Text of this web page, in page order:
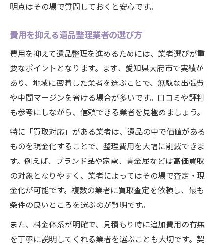
明点はその場で質問しておくと安心です。
費用を抑える遺品整理業者の選び方
費用を抑えて遺品整理を進めるためには、業者選びが重
要なポイントとなります。まず、愛知県大府市で実績が
あり、地域に密着した業者を選ぶことで、無駄な出張費
や中間マージンを省ける場合が多いです。口コミや評判
も参考にしながら、信頼できる業者を見極めましょう。
特に「買取対応」がある業者は、遺品の中で価値がある
ものを現金化することで、整理費用を大幅に削減できま
す。例えば、ブランド品や家電、貴金属などは高価買取
の対象となりやすく、業者によってはその場で査定・現
金化が可能です。複数の業者に買取査定を依頼し、最も
条件の良いところを選ぶのが賢明です。
また、料金体系が明確で、見積もり時に追加費用の有無
を丁寧に説明してくれる業者を選ぶことも大切です。契